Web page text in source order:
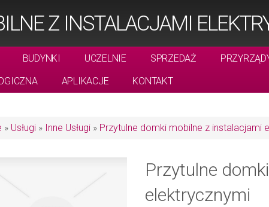
Z INSTALACJAMI
BUDYNKI UCZELNIE SPRZEDAŻ
APLIKACJE KONTAKT
» Usługi» Inne Usługi» Przytulne domki mobilne z instalacjami
Przytulne
elektrycznymi